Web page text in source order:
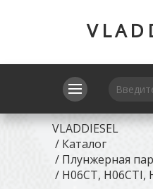
VLADDIESEL
/ Каталог
/ Плунжерная
/ H06CT, H06CTI,